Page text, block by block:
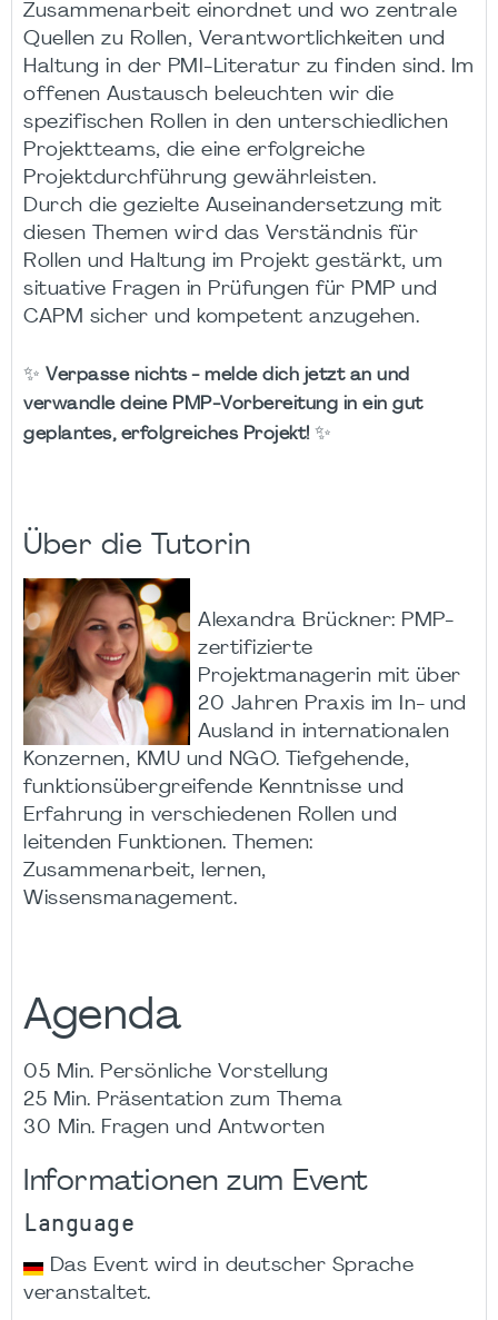
Zusammenarbeit einordnet und wo zentrale
Quellen zu Rollen, Verantwortlichkeiten und
Haltung in der PMI-Literatur zu finden sind. Im
offenen Austausch beleuchten wir die
spezifischen Rollen in den unterschiedlichen
Projektteams, die eine erfolgreiche
Projektdurchführung gewährleisten​.
Durch die gezielte Auseinandersetzung mit
diesen Themen wird das Verständnis für
Rollen und Haltung im Projekt gestärkt, um
situative Fragen in Prüfungen für PMP und
CAPM sicher und kompetent anzugehen.
✨ Verpasse nichts - melde dich jetzt an und
verwandle deine PMP-Vorbereitung in ein gut
geplantes, erfolgreiches Projekt! ✨
Über die Tutorin
Alexandra Brückner: PMP-
zertifizierte
Projektmanagerin mit über
20 Jahren Praxis im In- und
Ausland in internationalen
Konzernen, KMU und NGO. Tiefgehende,
funktionsübergreifende Kenntnisse und
Erfahrung in verschiedenen Rollen und
leitenden Funktionen. Themen:
Zusammenarbeit, lernen,
Wissensmanagement.
Agenda
05 Min. Persönliche Vorstellung
25 Min. Präsentation zum Thema
30 Min. Fragen und Antworten
Informationen zum Event
Language
Das Event wird in deutscher Sprache
veranstaltet.